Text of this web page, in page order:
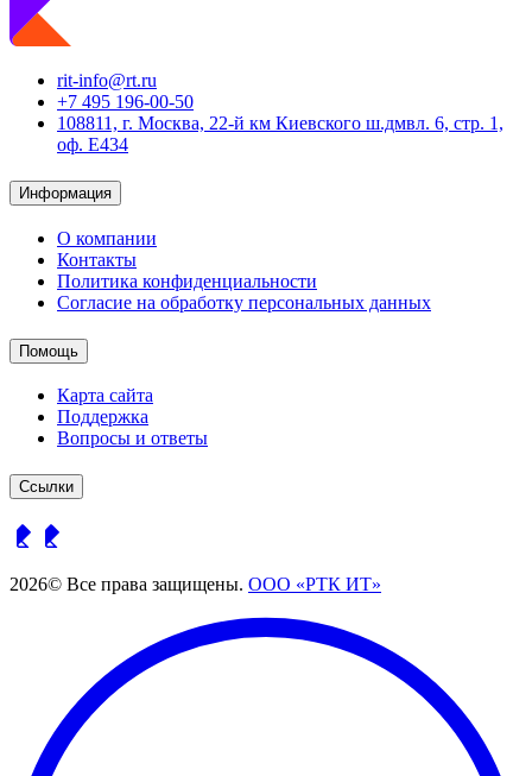
rit-info@rt.ru
+7 495 196-00-50
108811, г. Москва, 22-й км Киевского ш.дмвл. 6, стр. 1,
оф. Е434
Информация
О компании
Контакты
Политика конфиденциальности
Согласие на обработку персональных данных
Помощь
Карта сайта
Поддержка
Вопросы и ответы
Ссылки
2026© Все права защищены. ООО «РТК ИТ»